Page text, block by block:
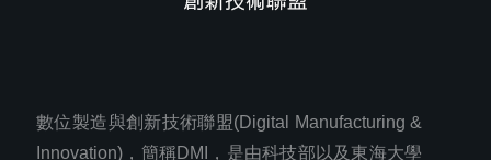
數位製造與創新技術聯盟(Digital Manufacturing &
Innovation)，簡稱DMI，是由科技部以及東海大學